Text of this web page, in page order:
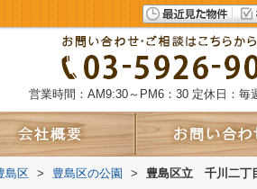
営業時間：AM9:30～PM6：30 定休日：毎
島区 > 豊島区の公園 >
豊島区立 千川二丁